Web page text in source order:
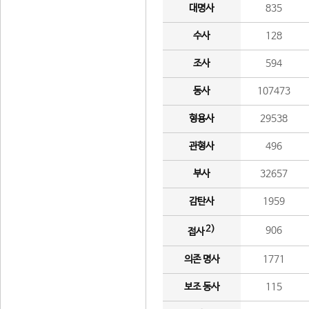
대명사 835
수사 128
조사 594
동사 107473
형용사 29538
관형사 496
부사 32657
감탄사 1959
접사2) 906
의존 명사 1771
보조 동사 115